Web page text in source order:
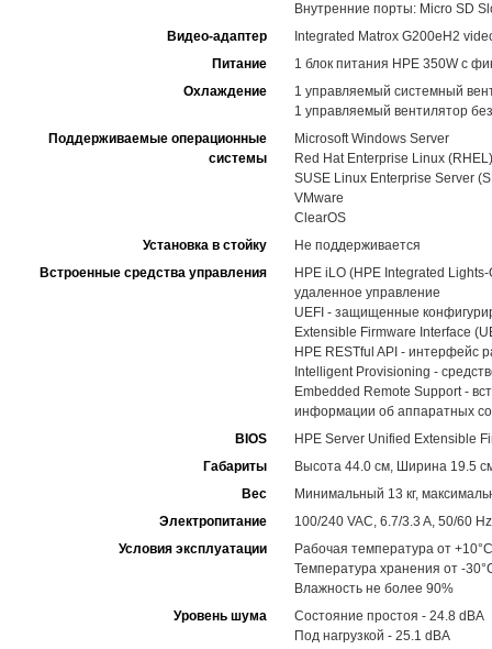
Внутренние порты: Micro SD
Видео-адаптер
Integrated Matrox G200eH2
Питание
1 блок питания HPE 350W с
Охлаждение
1 управляемый системный
1 управляемый вентилятор
Поддерживаемые операционные
системы
Microsoft Windows Server
Red Hat Enterprise Linux (RHEL)
SUSE Linux Enterprise Server
VMware
ClearOS
Установка в стойку
Не поддерживается
Встроенные средства управления
HPE iLO (HPE Integrated
удаленное управление
UEFI - защищенные
Extensible Firmware Interface
HPE RESTful API - интерфейс
Intelligent Provisioning -
Embedded Remote Support -
информации об аппаратных
BIOS
HPE Server Unified Extensible
Габариты
Высота 44.0 см, Ширина 19.5
Вес
Минимальный 13 кг,
Электропитание
100/240 VAC, 6.7/3.3 A, 50/60 Hz
Условия эксплуатации
Рабочая температура от
Температура хранения от -
Влажность не более 90%
Уровень шума
Состояние простоя - 24.8 dBA
Под нагрузкой - 25.1 dBA